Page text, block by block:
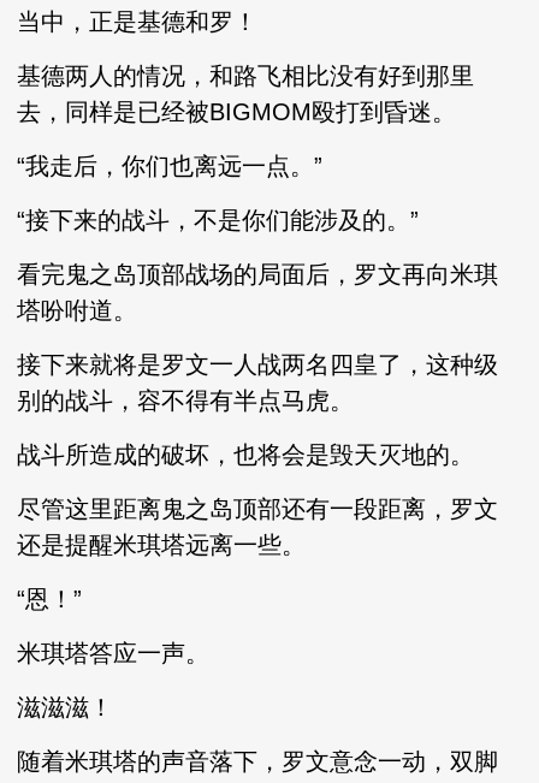
当中，正是基德和罗！
基德两人的情况，和路飞相比没有好到那里
去，同样是已经被BIGMOM殴打到昏迷。
“我走后，你们也离远一点。”
“接下来的战斗，不是你们能涉及的。”
看完鬼之岛顶部战场的局面后，罗文再向米琪
塔吩咐道。
接下来就将是罗文一人战两名四皇了，这种级
别的战斗，容不得有半点马虎。
战斗所造成的破坏，也将会是毁天灭地的。
尽管这里距离鬼之岛顶部还有一段距离，罗文
还是提醒米琪塔远离一些。
“恩！”
米琪塔答应一声。
滋滋滋！
随着米琪塔的声音落下，罗文意念一动，双脚